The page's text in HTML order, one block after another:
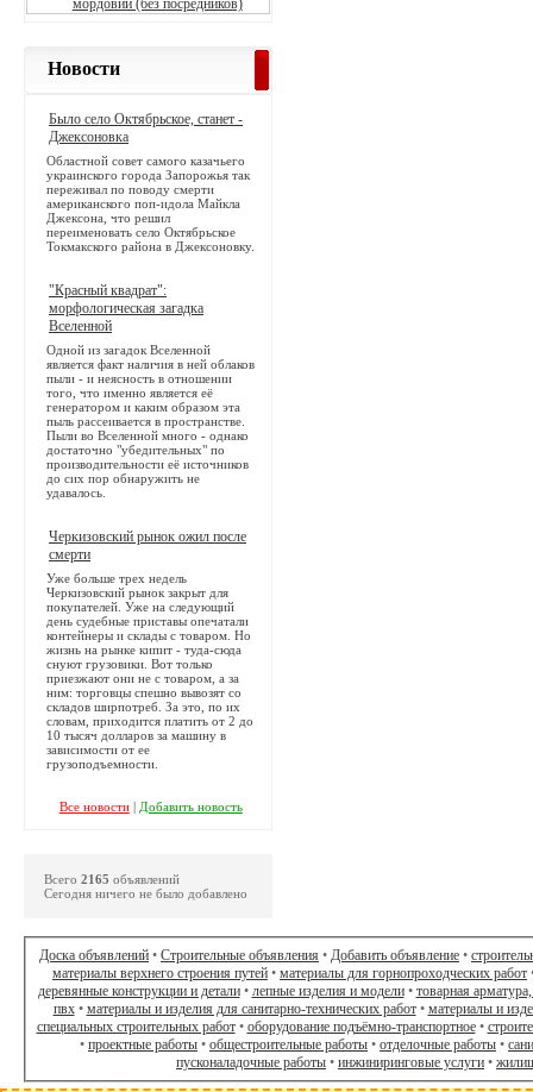
Новости
Было село Октябрьское, станет -
Джексоновка
Областной совет самого казачьего
украинского города Запорожья так
переживал по поводу смерти
американского поп-идола Майкла
Джексона, что решил
переименовать село Октябрьское
Токмакского района в Джексоновку.
"Красный квадрат":
морфологическая загадка
Вселенной
Одной из загадок Вселенной
является факт наличия в ней облаков
пыли - и неясность в отношении
того, что именно является её
генератором и каким образом эта
пыль рассеивается в пространстве.
Пыли во Вселенной много - однако
достаточно "убедительных" по
производительности её источников
до сих пор обнаружить не
удавалось.
Черкизовский рынок ожил после
смерти
Уже больше трех недель
Черкизовский рынок закрыт для
покупателей. Уже на следующий
день судебные приставы опечатали
контейнеры и склады с товаром. Но
жизнь на рынке кипит - туда-сюда
снуют грузовики. Вот только
приезжают они не с товаром, а за
ним: торговцы спешно вывозят со
складов ширпотреб. За это, по их
словам, приходится платить от 2 до
10 тысяч долларов за машину в
зависимости от ее
грузоподъемности.
Все новости| Добавить новость
Всего 2165 объявлений
Сегодня ничего не было добавлено
Доска объявлений • Строительные объявления • Добавить объявление •
материалы верхнего строения путей • материалы для горнопроходческих работ
деревянные конструкции и детали• лепные изделия и модели• товарная
пвх• материалы и изделия для санитарно-технических работ• материалы и
специальных строительных работ• оборудование подъёмно-транспортное•
• проектные работы • общестроительные работы • отделочные работы •
пусконаладочные работы • инжиниринговые услуги •